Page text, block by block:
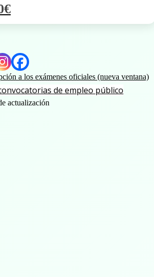
€
a los exámenes oficiales (nueva ventana)
de empleo público
actualización